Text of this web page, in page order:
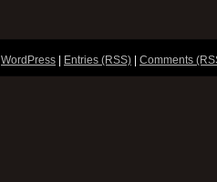
WordPress Entries (RSS) Comments